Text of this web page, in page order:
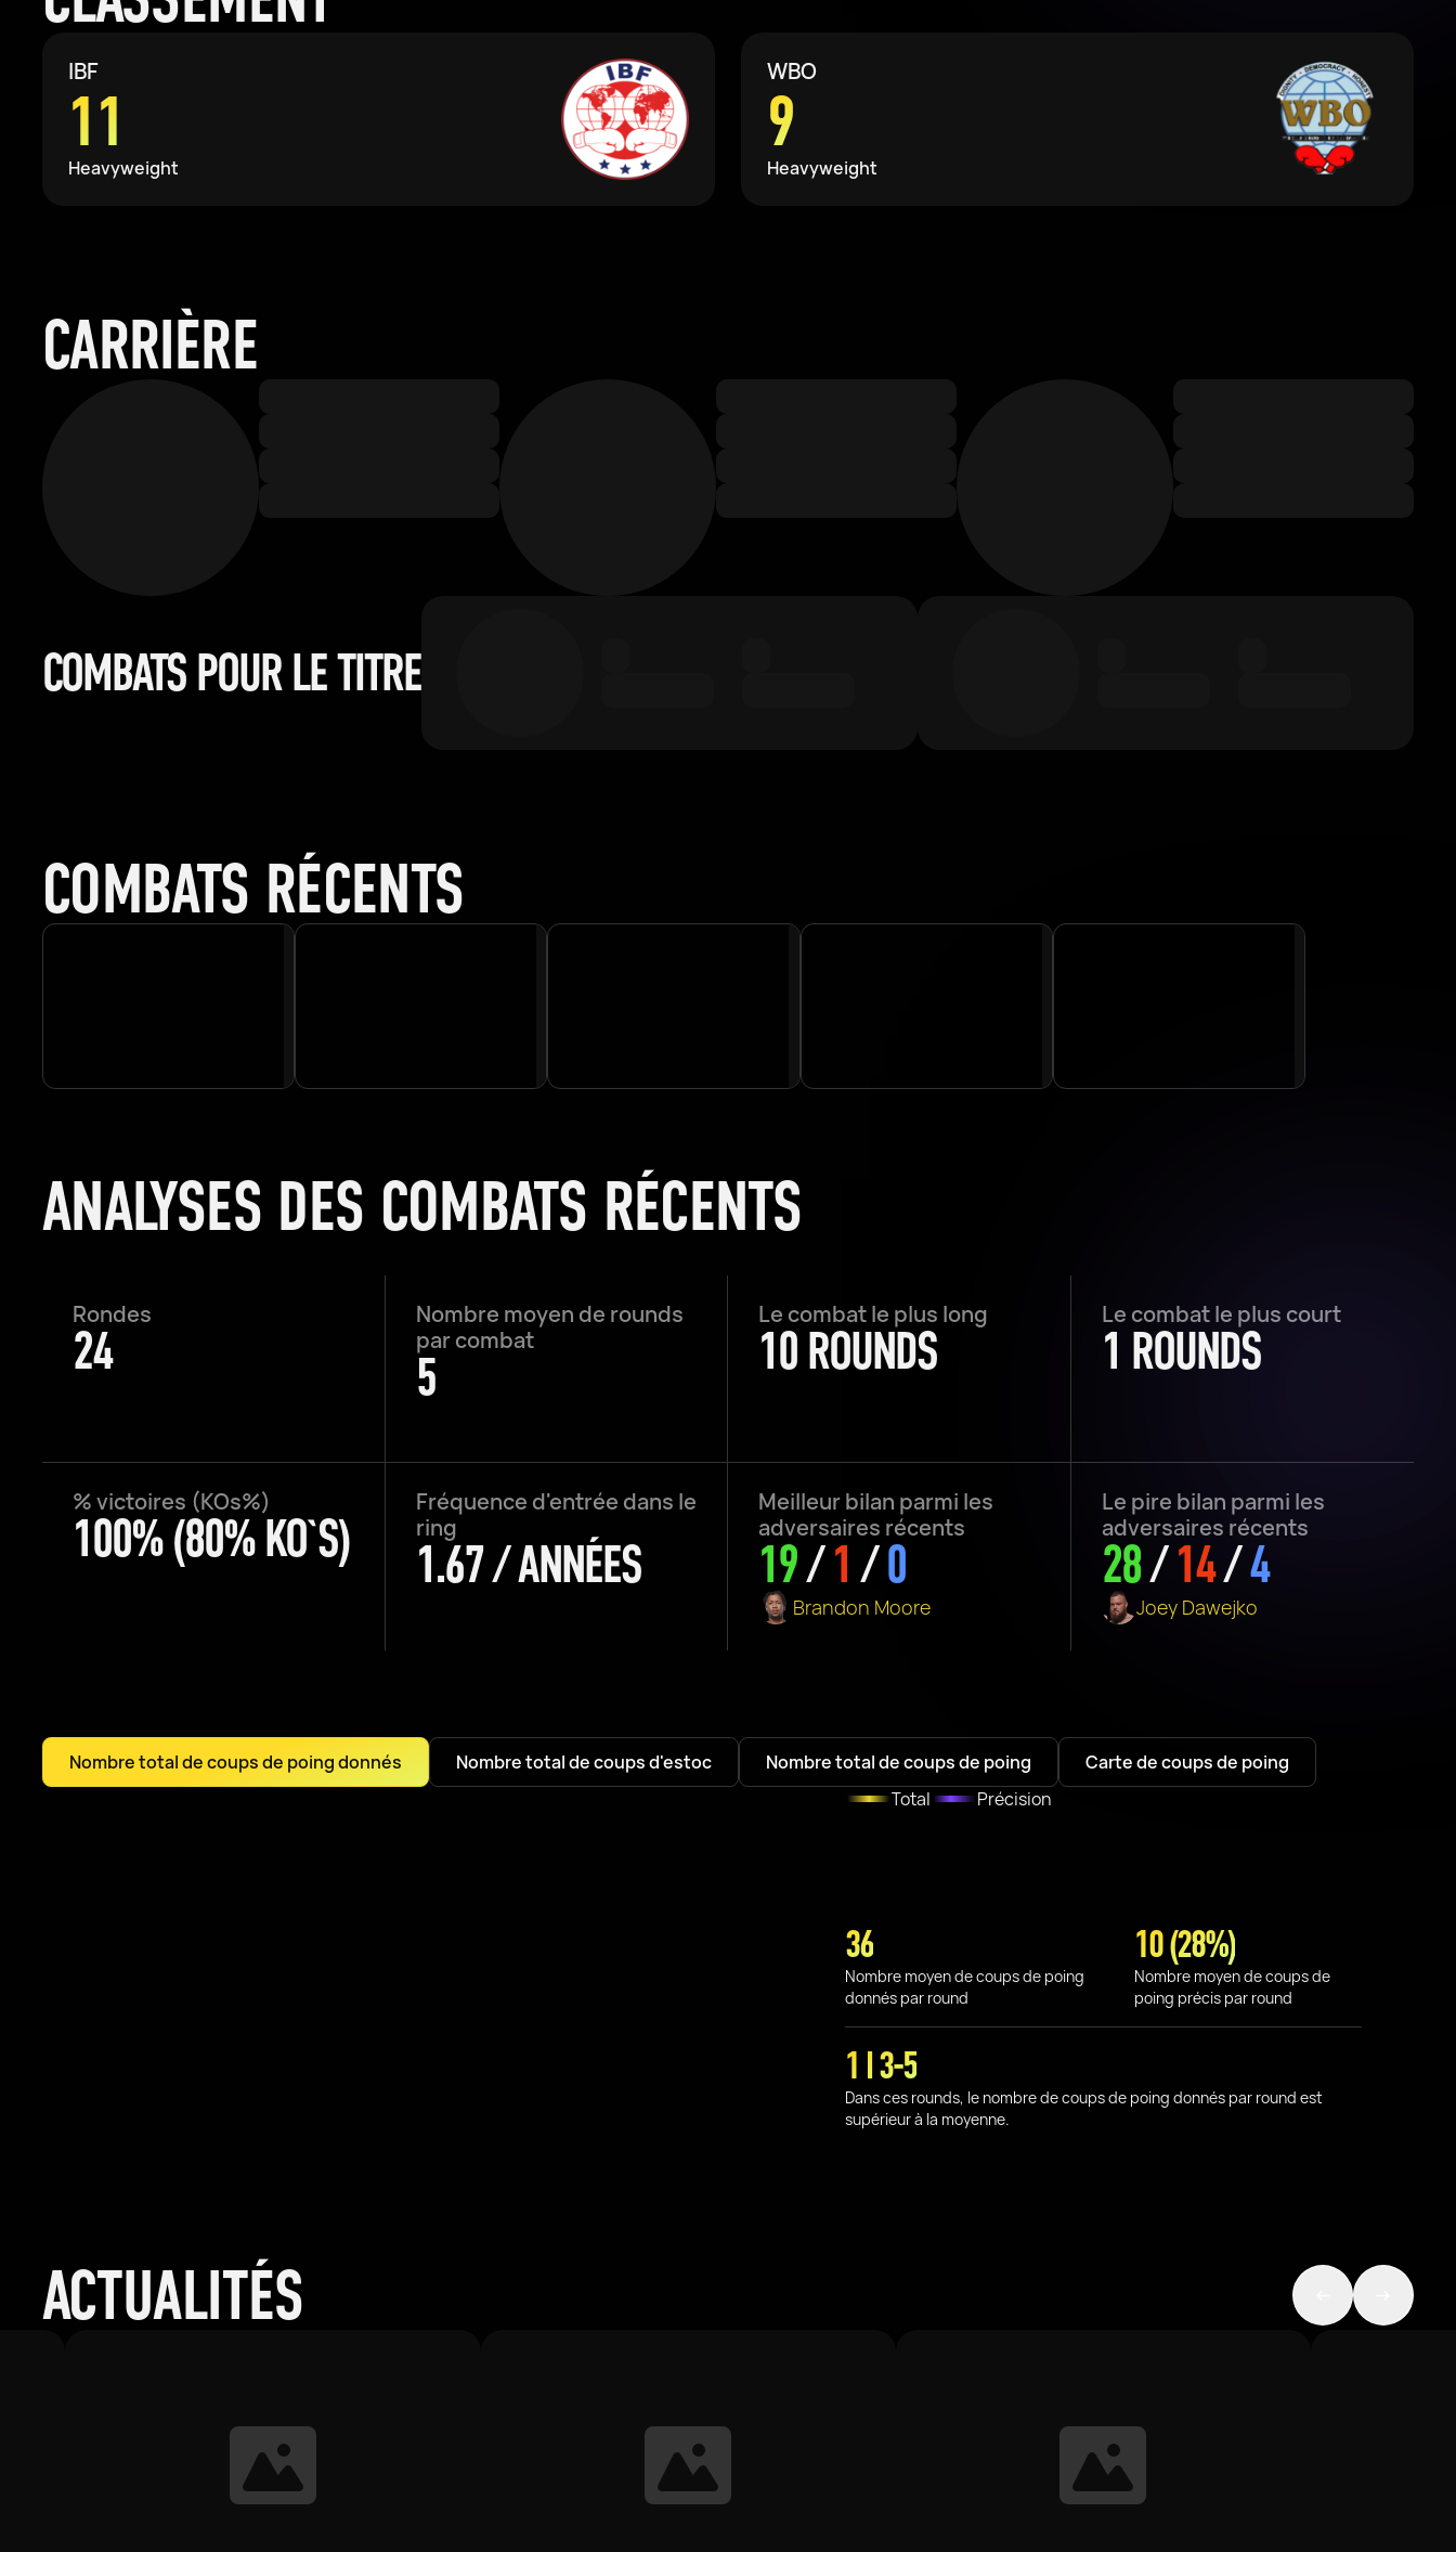
IBF
11
Heavyweight
WBO
9
Heavyweight
CARRIÈRE
COMBATS POUR LE TITRE
COMBATS RÉCENTS
ANALYSES DES COMBATS RÉCENTS
Rondes
24
Nombre moyen de rounds
par combat
5
Le combat le plus long
10 ROUNDS
Le combat le plus court
1 ROUNDS
% victoires (KOs%)
100% (80% KO`S)
Fréquence d'entrée dans le
ring
1.67 / ANNÉES
Meilleur bilan parmi les
adversaires récents
19/1 /0
Brandon Moore
Le pire bilan parmi les
adversaires récents
28/14/4
Joey Dawejko
Nombre total de coups de poing donnés Nombre total de coups d'estoc Nombre total de coups de poing
Carte de coups de poing
Total
Précision
36
Nombre moyen de coups de poing
donnés par round
10 (28%)
Nombre moyen de coups de
poing précis par round
1 I 3-5
Dans ces rounds, le nombre de coups de poing donnés par round est
supérieur à la moyenne.
ACTUALITÉS